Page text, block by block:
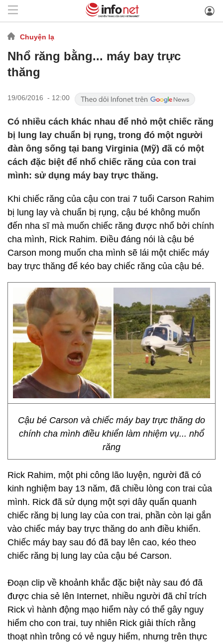
Chuyện lạ
Nhổ răng bằng... máy bay trực
thăng
19/06/2016 - 12:00
Có nhiều cách khác nhau để nhỏ một chiếc răng
bị lung lay chuẩn bị rụng, trong đó một người
đàn ông sống tại bang Virginia (Mỹ) đã có một
cách đặc biệt để nhổ chiếc răng của con trai
mình: sử dụng máy bay trực thăng.
Khi chiếc răng của cậu con trai 7 tuổi Carson Rahim
bị lung lay và chuẩn bị rụng, cậu bé không muốn
đến nha sĩ mà muốn chiếc răng được nhổ bởi chính
cha mình, Rick Rahim. Điều đáng nói là cậu bé
Carson mong muốn cha mình sẽ lái một chiếc máy
bay trực thăng để kéo bay chiếc răng của cậu bé.
Cậu bé Carson và chiếc máy bay trực thăng do
chính cha mình điều khiển làm nhiệm vụ... nhổ
răng
Rick Rahim, một phi công lão luyện, người đã có
kinh nghiệm bay 13 năm, đã chiều lòng con trai của
mình. Rick đã sử dụng một sợi dây quấn quanh
chiếc răng bị lung lay của con trai, phần còn lại gắn
vào chiếc máy bay trực thăng do anh điều khiển.
Chiếc máy bay sau đó đã bay lên cao, kéo theo
chiếc răng bị lung lay của cậu bé Carson.
Đoạn clip về khoảnh khắc đặc biệt này sau đó đã
được chia sẻ lên Internet, nhiều người đã chỉ trích
Rick vì hành động mạo hiểm này có thể gây nguy
hiểm cho con trai, tuy nhiên Rick giải thích rằng
thoạt nhìn trông có vẻ nguy hiểm, nhưng trên thực